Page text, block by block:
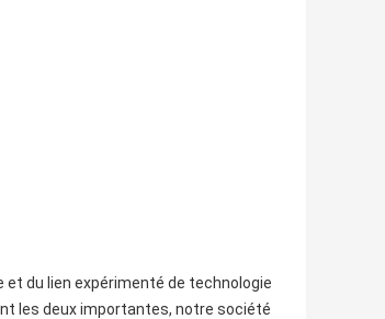
et du lien expérimenté de technologie
les deux importantes, notre société